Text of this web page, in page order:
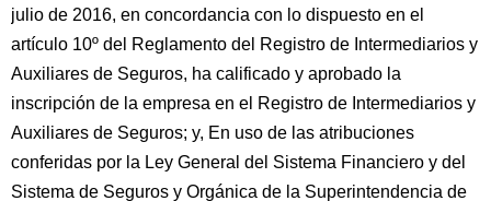
julio de 2016, en concordancia con lo dispuesto en el
artículo 10º del Reglamento del Registro de Intermediarios y
Auxiliares de Seguros, ha calificado y aprobado la
inscripción de la empresa en el Registro de Intermediarios y
Auxiliares de Seguros; y, En uso de las atribuciones
conferidas por la Ley General del Sistema Financiero y del
Sistema de Seguros y Orgánica de la Superintendencia de